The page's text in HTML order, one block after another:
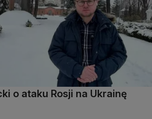
o ataku Rosji na Ukrainę